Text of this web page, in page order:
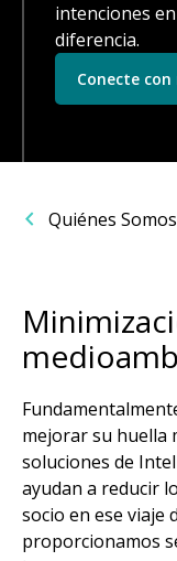
intenciones
diferencia.
Conecte
Quiénes Somos
mejorar su huella
soluciones de
ayudan a reducir
socio en ese viaje
proporcionamos